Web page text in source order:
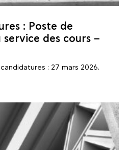
: Poste de
des cours –
: 27 mars 2026.